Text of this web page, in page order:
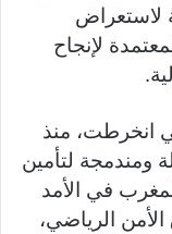
لاستعراض
لإنجاح
انخرطت، منذ
ومندمجة لتأمين
في الأمد
الرياضي،